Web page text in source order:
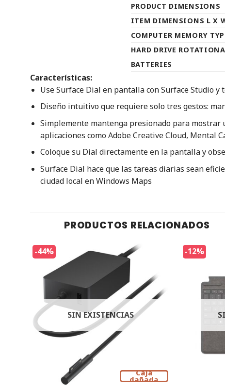
PRODUCT DIMENSIONS
ITEM DIMENSIONS L X
COMPUTER MEMORY
HARD DRIVE
BATTERIES
Características:
Use Surface Dial en pantalla con Surface Studio
Diseño intuitivo que requiere solo tres gestos:
Simplemente mantenga presionado para mostrar
aplicaciones como Adobe Creative Cloud, Mental
Coloque su Dial directamente en la pantalla y
Surface Dial hace que las tareas diarias sean
ciudad local en Windows Maps
PRODUCTOS RELACIONADOS
-44%
Caja
dañada
SIN EXISTENCIAS
-12%